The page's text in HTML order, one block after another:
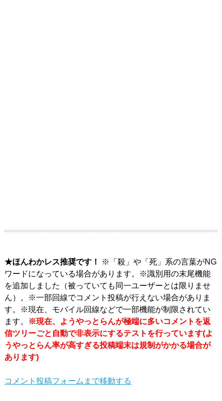
★ほんわかレス推奨です！
※「殺」や「死」系の言葉がNG
ワードになっている場合があります。※識別用の末尾機能
を追加しました（被っていても同一ユーザーとは限りませ
ん）。※一部回線でコメント投稿が行えない場合がありま
す。※現在、モバイル回線などで一部機能が制限されてい
ます。
※現在、ようやっとらんが極端に多いコメントを返
信ツリーごと自動で非表示にするテストを行っています(よ
うやっとらん率が高すぎる投稿端末は規制がかかる場合が
あります)
コメント投稿フォームまで移動する